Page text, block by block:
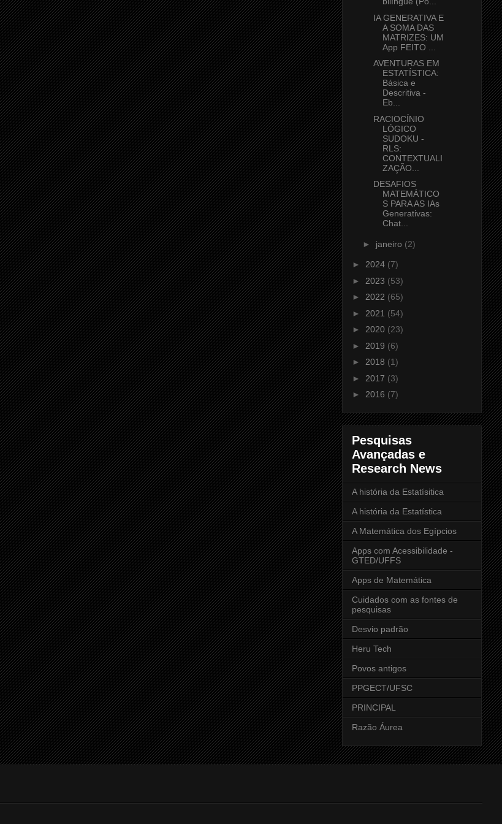
IA GENERATIVA E
A SOMA DAS
MATRIZES: UM
App FEITO ...
AVENTURAS EM
ESTATÍSTICA:
Básica e
Descritiva -
Eb...
RACIOCÍNIO
LÓGICO
SUDOKU -
RLS:
CONTEXTUALI
ZAÇÃO...
DESAFIOS
MATEMÁTICO
S PARA AS IAs
Generativas:
Chat...
► janeiro (2)
► 2024 (7)
► 2023 (53)
► 2022 (65)
► 2021 (54)
► 2020 (23)
► 2019 (6)
► 2018 (1)
► 2017 (3)
► 2016 (7)
Pesquisas
Avançadas e
Research News
A história da Estatísitica
A história da Estatística
A Matemática dos Egípcios
Apps com Acessibilidade -
GTED/UFFS
Apps de Matemática
Cuidados com as fontes de
pesquisas
Desvio padrão
Heru Tech
Povos antigos
PPGECT/UFSC
PRINCIPAL
Razão Áurea